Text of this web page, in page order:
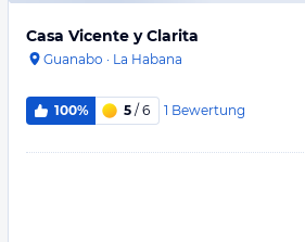
Casa Vicente y Clarita
Guanabo · La Habana
100% 5 / 6 1 Bewertung